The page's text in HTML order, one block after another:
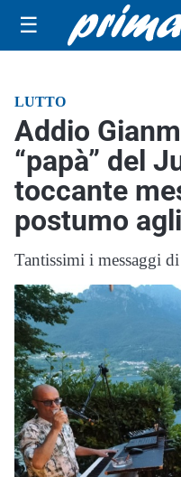
☰
LUTTO
Addio
“papà” del
toccante
postumo
Tantissimi i messaggi